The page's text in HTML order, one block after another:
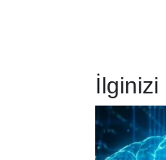
İlginizi